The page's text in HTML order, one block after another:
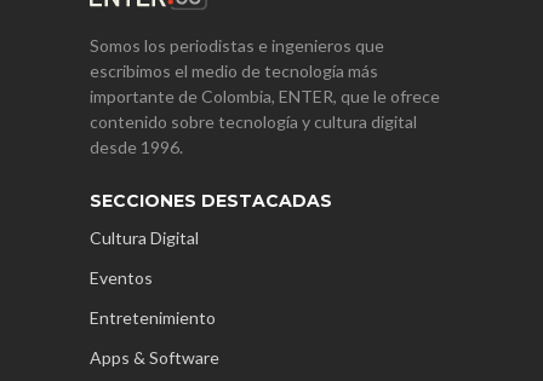
Somos los periodistas e ingenieros que
escribimos el medio de tecnología más
importante de Colombia, ENTER, que le ofrece
contenido sobre tecnología y cultura digital
desde 1996.
SECCIONES DESTACADAS
Cultura Digital
Eventos
Entretenimiento
Apps & Software